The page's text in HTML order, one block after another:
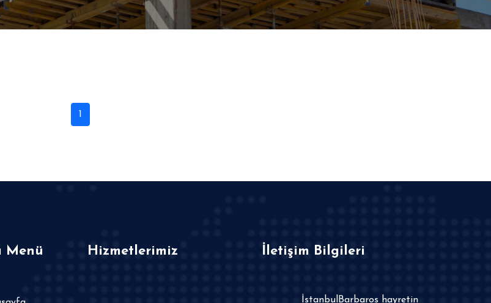
1
Menü Hizmetlerimiz İletişim Bilgileri
İstanbulBarbaros hayretin